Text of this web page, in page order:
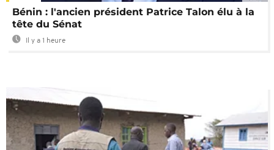
Bénin : l'ancien président Patrice Talon élu à la
tête du Sénat
Il y a 1 heure